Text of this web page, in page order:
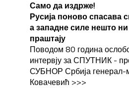
Само да издрже!
Русија поново спасава
а западне силе нешто
праштају
Поводом 80 година
интервју за СПУТНИК -
СУБНОР Србија генерал-
Ковачевић >>>